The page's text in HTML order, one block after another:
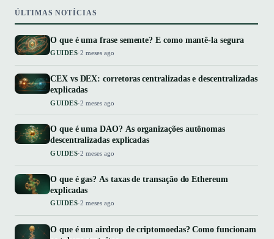
ÚLTIMAS NOTÍCIAS
O que é uma frase semente? E como mantê-la segura
GUIDES·2 meses ago
CEX vs DEX: corretoras centralizadas e descentralizadas
explicadas
GUIDES·2 meses ago
O que é uma DAO? As organizações autônomas
descentralizadas explicadas
GUIDES·2 meses ago
O que é gas? As taxas de transação do Ethereum
explicadas
GUIDES·2 meses ago
O que é um airdrop de criptomoedas? Como funcionam